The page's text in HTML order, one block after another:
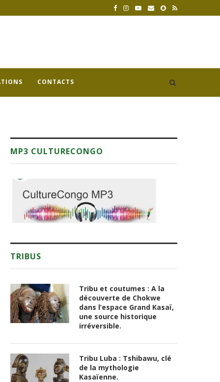
CONTACTS
MP3 CULTURECONGO
TRIBUS
Tribu et coutumes : A la
découverte de Chokwe
dans l’espace Grand Kasaï,
une source historique
irréversible.
Tribu Luba : Tshibawu, clé
de la mythologie
Kasaïenne.